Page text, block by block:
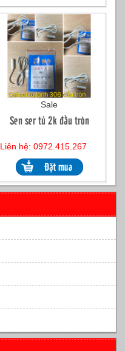
Sale
Sen ser tủ 2k đầu tròn
Liên hệ: 0972.415.267